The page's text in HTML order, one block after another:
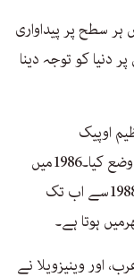
سطح پر پیداواری
دنیا کو توجہ دینا
اوپیک
نے1985میں تیل کی قیمتوں کے تعین کا نظام وضع کیا۔1986میں
قیمتوں کے تعین کو مارکیٹ سے لنک کیا اور 1988سے اب تک
اور وینیزویلا نے